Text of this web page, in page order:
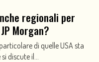
regionali per
Morgan?
di quelle USA sta
discute il...